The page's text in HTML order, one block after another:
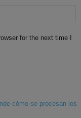
for the next time I
cómo se procesan los